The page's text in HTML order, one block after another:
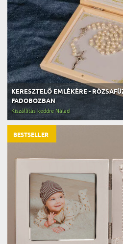
KERESZTELŐ EMLÉKÉRE -
FADOBOZBAN
Kiszállítás keddre Nálad
BESTSELLER